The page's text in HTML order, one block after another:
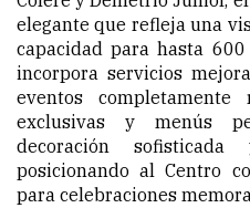
elegante que refleja una
capacidad para hasta
incorpora servicios
eventos completamente
exclusivas y menús
decoración
posicionando al Centro
para celebraciones